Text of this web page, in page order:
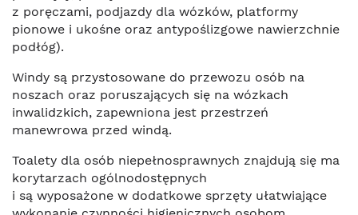
z poręczami, podjazdy dla wózków, platformy
pionowe i ukośne oraz antypoślizgowe nawierzchnie
podłóg).
Windy są przystosowane do przewozu osób na
noszach oraz poruszających się na wózkach
inwalidzkich, zapewniona jest przestrzeń
manewrowa przed windą.
Toalety dla osób niepełnosprawnych znajdują się ma
korytarzach ogólnodostępnych
i są wyposażone w dodatkowe sprzęty ułatwiające